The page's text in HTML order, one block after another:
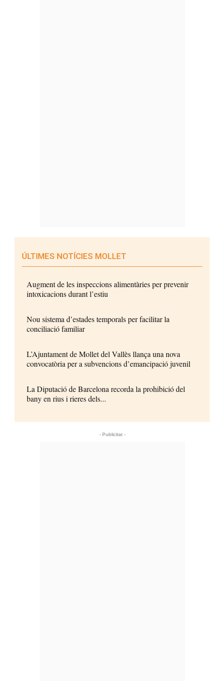
ÚLTIMES NOTÍCIES MOLLET
Augment de les inspeccions alimentàries per prevenir
intoxicacions durant l’estiu
Nou sistema d’estades temporals per facilitar la
conciliació familiar
L’Ajuntament de Mollet del Vallès llança una nova
convocatòria per a subvencions d’emancipació juvenil
La Diputació de Barcelona recorda la prohibició del
bany en rius i rieres dels...
- Publicitat -